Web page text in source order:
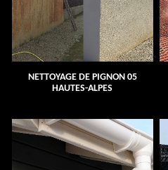
NETTOYAGE DE PIGNON 05
HAUTES-ALPES